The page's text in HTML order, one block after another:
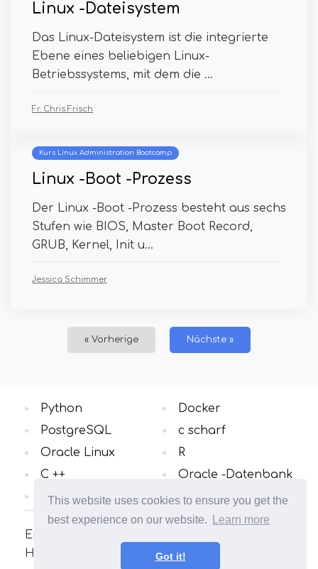
This website uses cookies to ensure you get the
best experience on our website.
Learn more
Got it!
Linux -Dateisystem
Das Linux-Dateisystem ist die integrierte
Ebene eines beliebigen Linux-
Betriebssystems, mit dem die ...
Fr. Chris Frisch
Kurs Linux Administration Bootcamp
Linux -Boot -Prozess
Der Linux -Boot -Prozess besteht aus sechs
Stufen wie BIOS, Master Boot Record,
GRUB, Kernel, Init u...
Jessica Schimmer
« Vorherige Nächste »
Eine Seite über das Linux-Betriebssystem.
Hier finden Sie viele interessante Artikel und
Python
PostgreSQL
Oracle Linux
C ++
Windows OS
Docker
c scharf
R
Oracle -Datenbank
Alle Kategorien